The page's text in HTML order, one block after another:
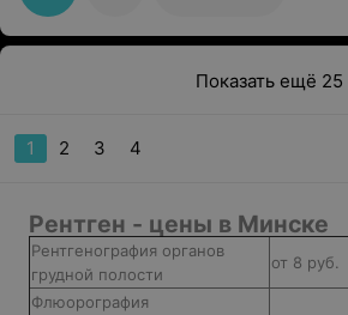
Показать ещё 25
1 2 3 4
Рентген - цены в Минске
Рентгенография органов
грудной полости
от 8 руб.
Флюорография